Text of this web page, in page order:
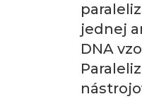
jednej
DNA